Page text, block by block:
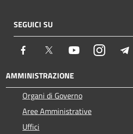
SEGUICI SU
Facebook Twitter YoutubeInstagram
AMMINISTRAZIONE
Organi di Governo
Aree Amministrative
Uffici